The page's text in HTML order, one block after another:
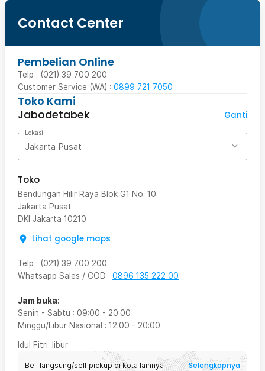
Contact Center
Pembelian Online
Telp : (021) 39 700 200
Customer Service (WA) : 0899 721 7050
Toko Kami
Jabodetabek
Ganti
Lokasi
Jakarta Pusat
Toko
Bendungan Hilir Raya Blok G1 No. 10
Jakarta Pusat
DKI Jakarta 10210
Lihat google maps
Telp : (021) 39 700 200
Whatsapp Sales / COD : 0896 135 222 00
Jam buka:
Senin - Sabtu : 09:00 - 20:00
Minggu/Libur Nasional : 12:00 - 20:00
Idul Fitri: libur
Beli langsung/self pickup di kota lainnya Selengkapnya